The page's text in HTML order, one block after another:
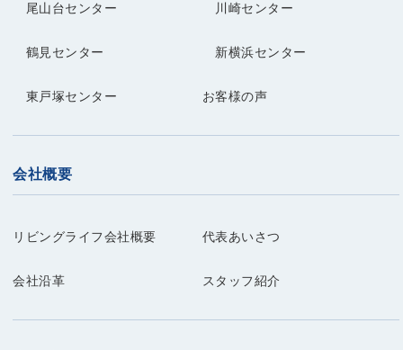
尾山台センター 川崎センター
鶴見センター 新横浜センター
東戸塚センター お客様の声
会社概要
リビングライフ会社概要 代表あいさつ
会社沿革 スタッフ紹介